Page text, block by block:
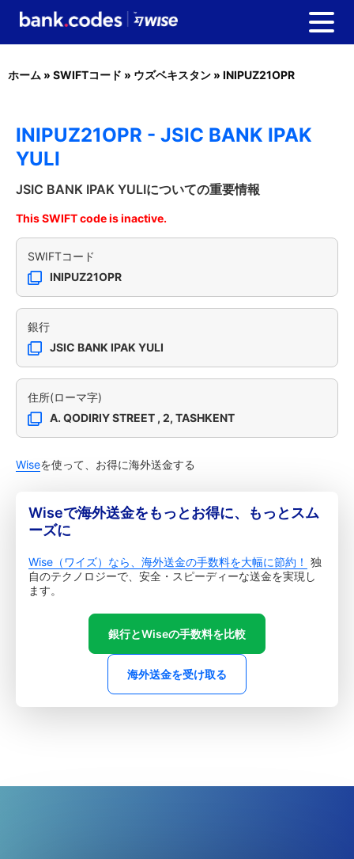
ホーム » SWIFTコード » ウズベキスタン » INIPUZ21OPR
INIPUZ21OPR - JSIC BANK IPAK
YULI
JSIC BANK IPAK YULIについての重要情報
This SWIFT code is inactive.
SWIFTコード
INIPUZ21OPR
銀行
JSIC BANK IPAK YULI
住所(ローマ字)
A. QODIRIY STREET , 2, TASHKENT
Wiseを使って、お得に海外送金する
Wiseで海外送金をもっとお得に、もっとスム
ーズに
Wise（ワイズ）なら、海外送金の手数料を大幅に節約！ 独
自のテクノロジーで、安全・スピーディーな送金を実現し
ます。
銀行とWiseの手数料を比較
海外送金を受け取る